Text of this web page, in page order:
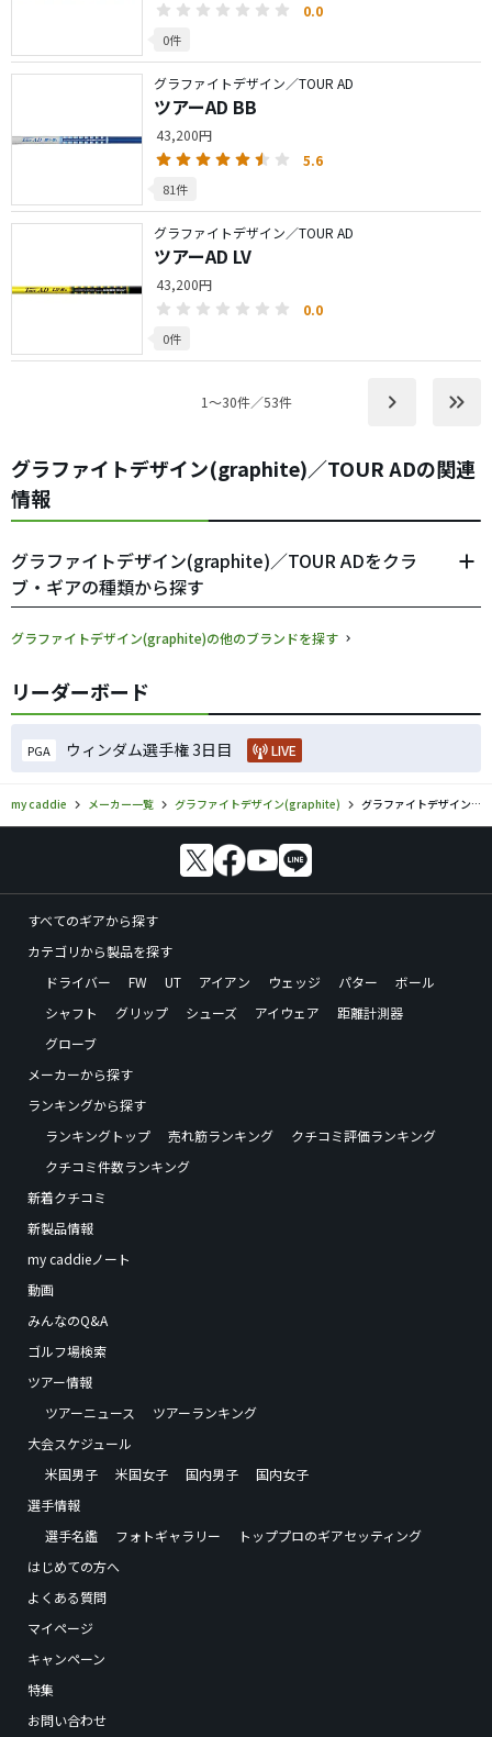
0.0
0件
グラファイトデザイン／TOUR AD
ツアーAD BB
43,200円
5.6
81件
グラファイトデザイン／TOUR AD
ツアーAD LV
43,200円
0.0
0件
1〜30件／53件 keyboard_arrow_right keyboard_double_arrow_right
グラファイトデザイン(graphite)／TOUR ADの関連
情報
グラファイトデザイン(graphite)／TOUR ADをクラ
ブ・ギアの種類から探す
グラファイトデザイン(graphite)の他のブランドを探す
リーダーボード
PGA ウィンダム選手権 3日目 LIVE
my caddie メーカー一覧 グラファイトデザイン(graphite) グラファイトデザイン(graphite)／TOUR ADのゴルフギアの口コミ評価
すべてのギアから探す
カテゴリから製品を探す
ドライバー
FW UT アイアン ウェッジ パター
ボール
シャフト
グリップ シューズ アイウェア
距離計測器
グローブ
メーカーから探す
ランキングから探す
ランキングトップ
売れ筋ランキング
クチコミ評価ランキング
クチコミ件数ランキング
新着クチコミ
新製品情報
my caddieノート
動画
みんなのQ&A
ゴルフ場検索
ツアー情報
ツアーニュース
ツアーランキング
大会スケジュール
米国男子
米国女子 国内男子
国内女子
選手情報
選手名鑑
フォトギャラリー
トッププロのギアセッティング
はじめての方へ
よくある質問
マイページ
キャンペーン
特集
お問い合わせ